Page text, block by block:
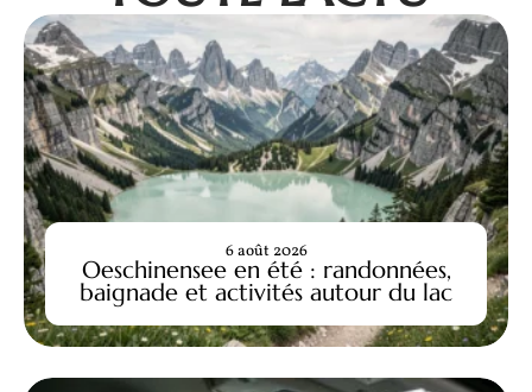
Oeschinensee en été : randonnées,
baignade et activités autour du lac
6 août 2026